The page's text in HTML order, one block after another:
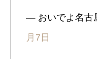
— おいでよ名古
月7日